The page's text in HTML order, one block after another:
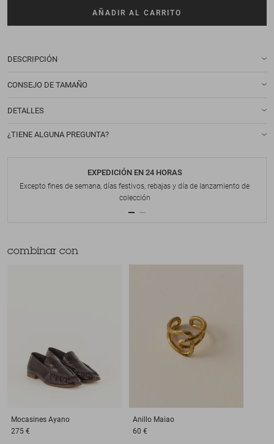
AÑADIR AL CARRITO
DESCRIPCIÓN
CONSEJO DE TAMAÑO
DETALLES
¿TIENE ALGUNA PREGUNTA?
EXPEDICIÓN EN 24 HORAS
Excepto fines de semana, días festivos, rebajas y día de lanzamiento de
colección
combinar con
Mocasines Ayano
275 €
Anillo Maiao
60 €